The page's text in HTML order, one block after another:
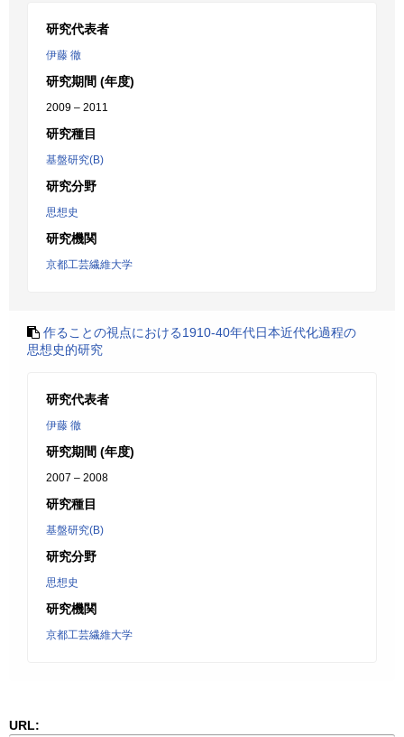
研究代表者
伊藤 徹
研究期間 (年度)
2009 – 2011
研究種目
基盤研究(B)
研究分野
思想史
研究機関
京都工芸繊維大学
作ることの視点における1910-40年代日本近代化過程の
思想史的研究
研究代表者
伊藤 徹
研究期間 (年度)
2007 – 2008
研究種目
基盤研究(B)
研究分野
思想史
研究機関
京都工芸繊維大学
URL: